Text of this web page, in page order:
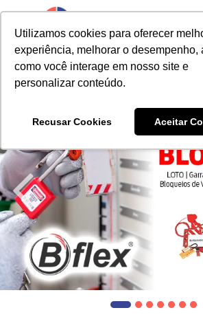
Utilizamos cookies para oferecer
experiência, melhorar o desempenho,
como você interage em nosso site e
personalizar conteúdo.
Recusar Cookies Aceitar